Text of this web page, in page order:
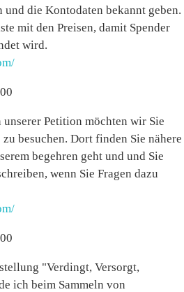
und die Kontodaten bekannt geben.
mit den Preisen, damit Spender
wird.
Petition möchten wir Sie
besuchen. Dort finden Sie nähere
begehren geht und und Sie
wenn Sie Fragen dazu
"Verdingt, Versorgt,
ich beim Sammeln von